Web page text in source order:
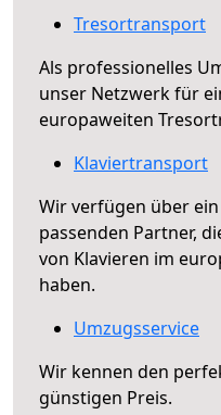
Tresortransport
Als professionelles
unser Netzwerk für
europaweiten
Klaviertransport
Wir verfügen über
passenden Partner,
von Klavieren im
haben.
Umzugsservice
Wir kennen den
günstigen Preis.